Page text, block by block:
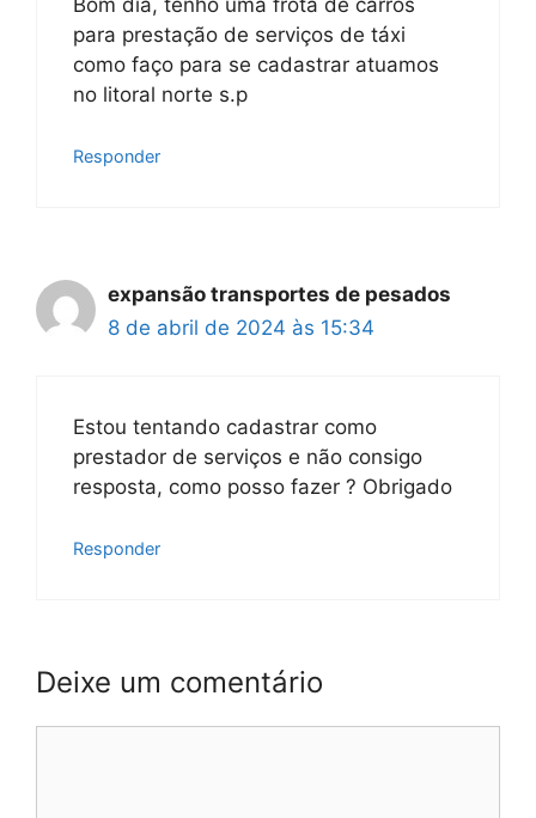
Bom dia, tenho uma frota de carros
para prestação de serviços de táxi
como faço para se cadastrar atuamos
no litoral norte s.p
Responder
expansão transportes de pesados
8 de abril de 2024 às 15:34
Estou tentando cadastrar como
prestador de serviços e não consigo
resposta, como posso fazer ? Obrigado
Responder
Deixe um comentário